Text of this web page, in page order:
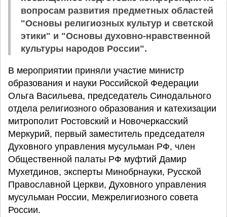
вопросам развития предметных областей
"Основы религиозных культур и светской
этики" и "Основы духовно-нравственной
культуры народов России".
В мероприятии приняли участие министр
образования и науки Российской Федерации
Ольга Васильева, председатель Синодального
отдела религиозного образования и катехизации
митрополит Ростовский и Новочеркасский
Меркурий, первый заместитель председателя
Духовного управления мусульман РФ, член
Общественной палаты РФ муфтий Дамир
Мухетдинов, эксперты Минобрнауки, Русской
Православной Церкви, Духовного управления
мусульман России, Межрелигиозного совета
России.